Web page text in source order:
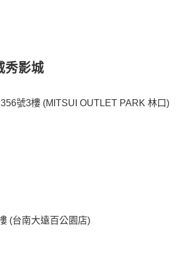
秀影城
號3樓 (MITSUI OUTLET PARK 林口)
(台南大遠百公園店)